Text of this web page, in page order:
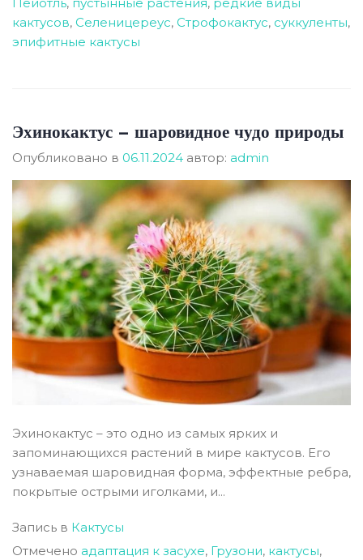
кактусов, Селеницереус, Строфокактус, суккуленты,
эпифитные кактусы
Эхинокактус – шаровидное чудо природы
Опубликовано в 06.11.2024 автор: admin
Эхинокактус – это одно из самых ярких и
запоминающихся растений в мире кактусов. Его
узнаваемая шаровидная форма, эффектные ребра,
покрытые острыми иголками, и...
Запись в Кактусы
Отмечено адаптация к засухе, Грузони, кактусы,